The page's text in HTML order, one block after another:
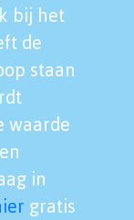
bij het
de
staan
waarde
in
gratis